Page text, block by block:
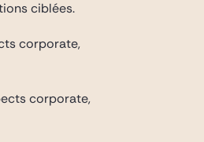
ciblées.
corporate,
corporate,